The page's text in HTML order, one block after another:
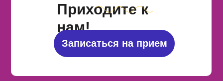
Приходите к
нам!
Записаться на прием